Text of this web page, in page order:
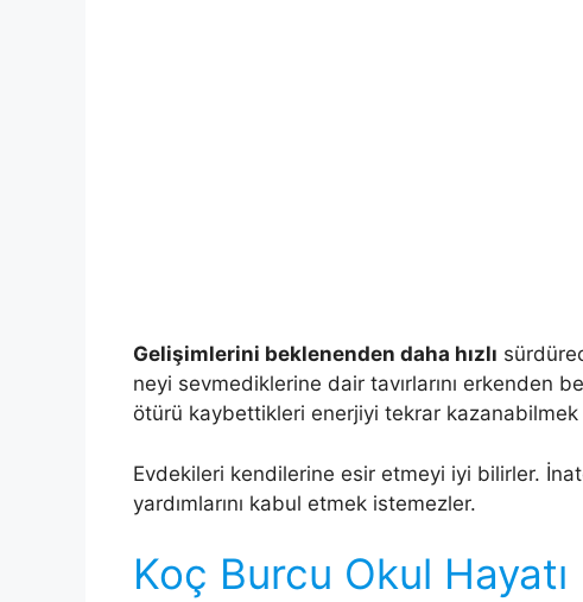
Gelişimlerini beklenenden daha hızlı
neyi sevmediklerine dair tavırlarını erkenden
ötürü kaybettikleri enerjiyi tekrar kazanabilmek
Evdekileri kendilerine esir etmeyi iyi bilirler.
yardımlarını kabul etmek istemezler.
Koç Burcu Okul Hayatı